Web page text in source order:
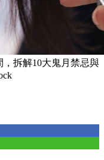
，拆解10大鬼月禁忌與